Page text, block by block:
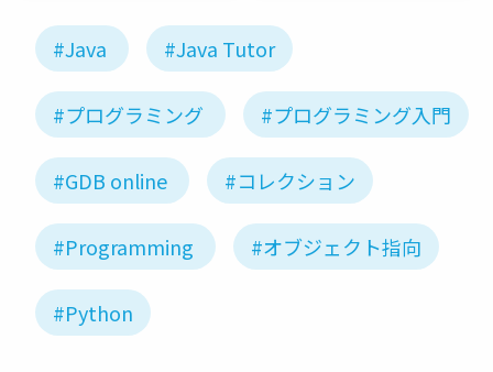
#Java #Java Tutor
#プログラミング #プログラミング入門
#GDB online #コレクション
#Programming #オブジェクト指向
#Python